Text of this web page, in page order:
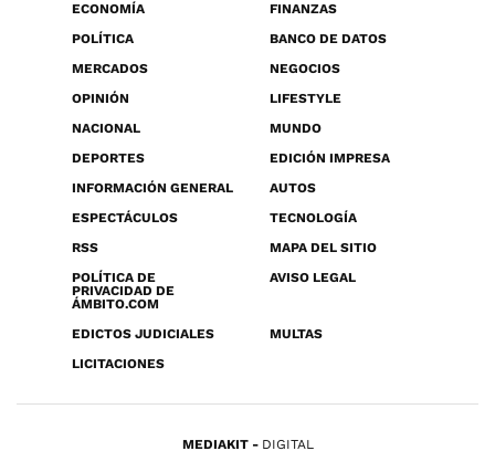
ECONOMÍA
FINANZAS
POLÍTICA
BANCO DE DATOS
MERCADOS
NEGOCIOS
OPINIÓN
LIFESTYLE
NACIONAL
MUNDO
DEPORTES
EDICIÓN IMPRESA
INFORMACIÓN GENERAL
AUTOS
ESPECTÁCULOS
TECNOLOGÍA
RSS
MAPA DEL SITIO
POLÍTICA DE
PRIVACIDAD DE
ÁMBITO.COM
AVISO LEGAL
EDICTOS JUDICIALES
MULTAS
LICITACIONES
MEDIAKIT DIGITAL